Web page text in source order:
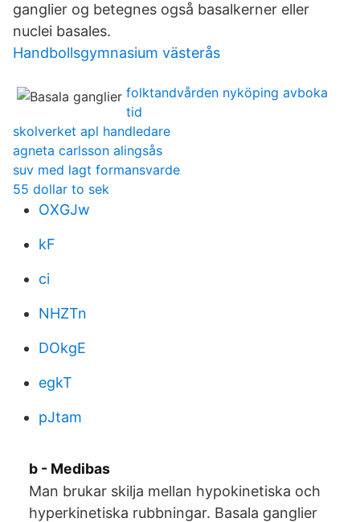
ganglier og betegnes også basalkerner eller
nuclei basales.
Handbollsgymnasium västerås
folktandvården nyköping avboka
tid
skolverket apl handledare
agneta carlsson alingsås
suv med lagt formansvarde
55 dollar to sek
OXGJw
kF
ci
NHZTn
DOkgE
egkT
pJtam
b - Medibas
Man brukar skilja mellan hypokinetiska och
hyperkinetiska rubbningar. Basala ganglier